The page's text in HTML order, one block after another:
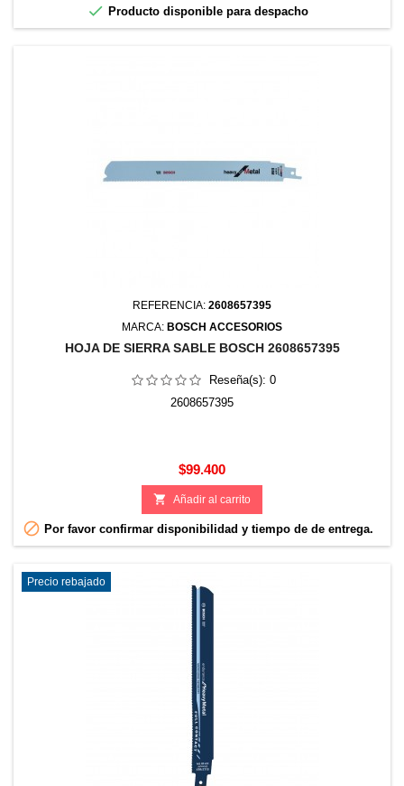
 Producto disponible para despacho
REFERENCIA: 2608657395
MARCA: BOSCH ACCESORIOS
HOJA DE SIERRA SABLE BOSCH 2608657395
Reseña(s): 0
2608657395
Precio
$99.400
 Añadir al carrito
 Por favor confirmar disponibilidad y tiempo de de entrega.
Precio rebajado